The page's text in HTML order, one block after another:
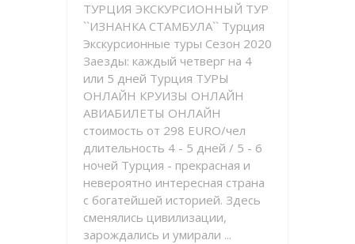
ТУРЦИЯ ЭКСКУРСИОННЫЙ ТУР
``ИЗНАНКА СТАМБУЛА`` Турция
Экскурсионные туры Сезон 2020
Заезды: каждый четверг на 4
или 5 дней Турция ТУРЫ
ОНЛАЙН КРУИЗЫ ОНЛАЙН
АВИАБИЛЕТЫ ОНЛАЙН
стоимость от 298 EURO/чел
длительность 4 - 5 дней / 5 - 6
ночей Турция - прекрасная и
невероятно интересная страна
с богатейшей историей. Здесь
сменялись цивилизации,
зарождались и умирали ...